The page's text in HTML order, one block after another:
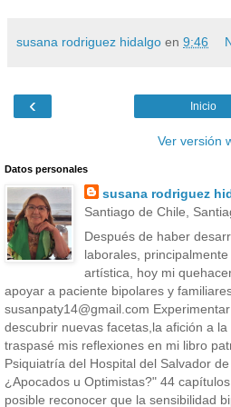
susana rodriguez hidalgo en 9:46
‹ Inicio
Ver versión
Datos personales
susana rodriguez
Santiago de Chile,
Después de haber
laborales,
artística, hoy mi
apoyar a paciente bipolares y
susanpaty14@gmail.com
descubrir nuevas facetas,la afición a
traspasé mis reflexiones en mi libro
Psiquiatría del Hospital del Salvador
¿Apocados u Optimistas?" 44
posible reconocer que la sensibilidad